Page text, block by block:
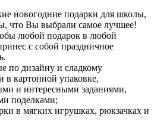
новогодние подарки для школы,
что Вы выбрали самое лучшее!
любой подарок в любой
с собой праздничное
по дизайну и сладкому
картонной упаковке,
и интересными заданиями,
поделками;
в мягких игрушках, рюкзачках и